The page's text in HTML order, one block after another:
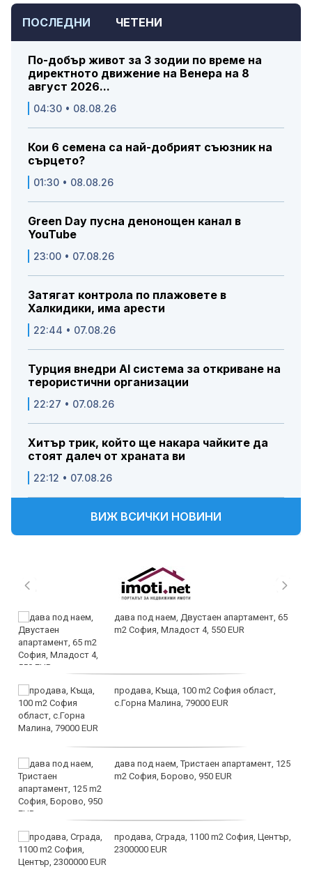
ПОСЛЕДНИ ЧЕТЕНИ
По-добър живот за 3 зодии по време на
директното движение на Венера на 8
август 2026...
04:30 • 08.08.26
Кои 6 семена са най-добрият съюзник на
сърцето?
01:30 • 08.08.26
Green Day пусна денонощен канал в
YouTube
23:00 • 07.08.26
Затягат контрола по плажовете в
Халкидики, има арести
22:44 • 07.08.26
Турция внедри AI система за откриване на
терористични организации
22:27 • 07.08.26
Хитър трик, който ще накара чайките да
стоят далеч от храната ви
22:12 • 07.08.26
ВИЖ ВСИЧКИ НОВИНИ
дава под наем, Двустаен апартамент, 65
m2 София, Младост 4, 550 EUR
продава, Къща, 100 m2 София област,
с.Горна Малина, 79000 EUR
дава под наем, Тристаен апартамент, 125
m2 София, Борово, 950 EUR
продава, Сграда, 1100 m2 София, Център,
2300000 EUR